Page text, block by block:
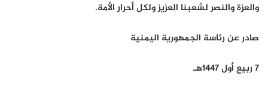
والعزة والنصر لشعبنا العزيز ولكل أحرار الأمة.
صادر عن رئاسة الجمهورية اليمنية
7 ربيع أول 1447هـ